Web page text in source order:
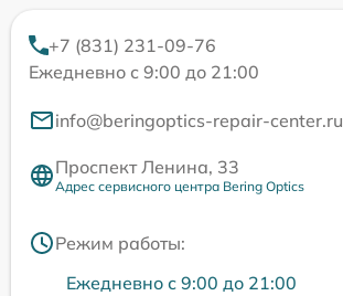
+7 (831) 231-09-76
Ежедневно с 9:00 до 21:00
info@beringoptics-repair-center.ru
Проспект Ленина, 33
Адрес сервисного центра Bering Optics
Режим работы:
Ежедневно с 9:00 до 21:00